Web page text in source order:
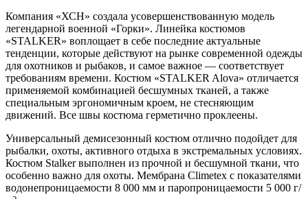
Компания «ХСН» создала усовершенствованную модель
легендарной военной «Горки». Линейка костюмов
«STALKER» воплощает в себе последние актуальные
тенденции, которые действуют на рынке современной одежды
для охотников и рыбаков, и самое важное — соответствует
требованиям времени. Костюм «STALKER Alova» отличается
применяемой комбинацией бесшумных тканей, а также
специальным эргономичным кроем, не стесняющим
движений. Все швы костюма герметично проклеены.
Универсальный демисезонный костюм отлично подойдет для
рыбалки, охоты, активного отдыха в экстремальных условиях.
Костюм Stalker выполнен из прочной и бесшумной ткани, что
особенно важно для охоты. Мембрана Climetex с показателями
водонепроницаемости 8 000 мм и паропроницаемости 5 000 г/